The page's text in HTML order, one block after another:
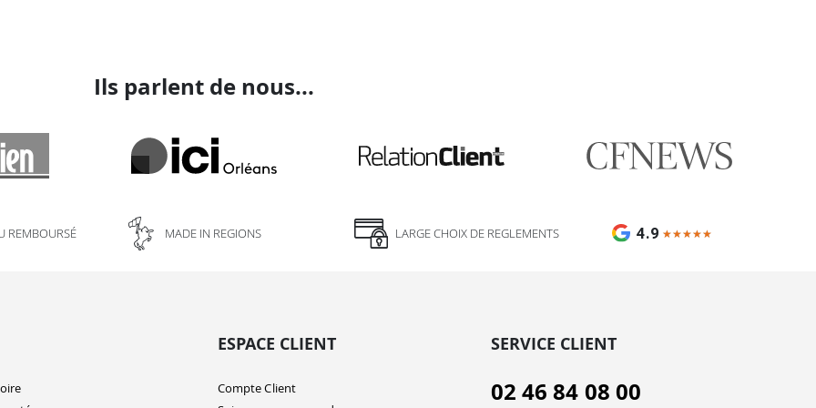
Ils parlent de nous...
REMBOURSÉ MADE IN REGIONS LARGE CHOIX DE REGLEMENTS 4.9 ★★★★★
★★★★★
ESPACE CLIENT
Compte Client
SERVICE CLIENT
02 46 84 08 00
IA + équipe disponible 24/7